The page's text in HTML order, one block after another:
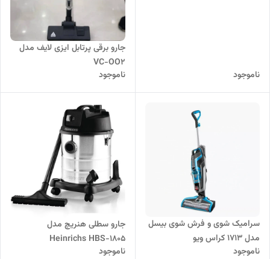
ناموجود
جارو برقی پرتابل ایزی لایف مدل
VC-OO2
ناموجود
سرامیک شوی و فرش شوی بیسل
مدل 1713 کراس ویو
ناموجود
جارو سطلی هنریچ مدل
Heinrichs HBS-1805
ناموجود